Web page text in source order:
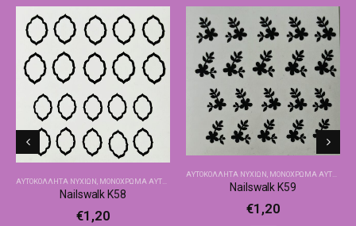
ΑΥΤΟΚΌΛΛΗΤΑ ΝΥΧΙΏΝ, ΜΟΝΌΧΡΩΜΑ ΑΥΤΟΚΌΛΛΗΤΑ NAILSWALK
Nailswalk Κ58
€1,20
ΑΥΤΟΚΌΛΛΗΤΑ ΝΥΧΙΏΝ ΜΟΝΌΧΡΩΜΑ ΑΥΤΟΚΌΛΛΗΤΑ NAILSWALK
Nailswalk Κ59
€1,20